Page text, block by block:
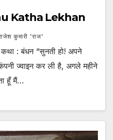
Katha Lekhan
कुमारी 'राज'
: बंधन “सुनती हो! अपने
ज्वाइन कर ली है, अगले महीने
हूँ मैं…